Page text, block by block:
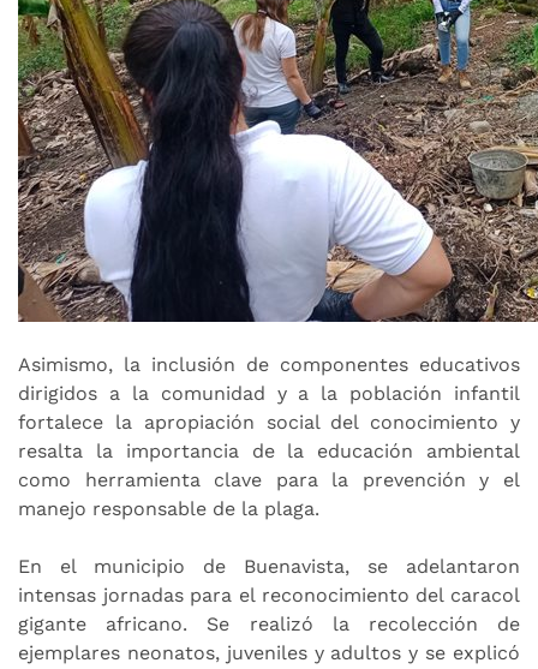
Asimismo, la inclusión de componentes educativos
dirigidos a la comunidad y a la población infantil
fortalece la apropiación social del conocimiento y
resalta la importancia de la educación ambiental
como herramienta clave para la prevención y el
manejo responsable de la plaga.
En el municipio de Buenavista, se adelantaron
intensas jornadas para el reconocimiento del caracol
gigante africano. Se realizó la recolección de
ejemplares neonatos, juveniles y adultos y se explicó